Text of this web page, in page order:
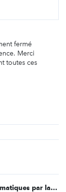
fermé
Merci
toutes ces
Le projet d'adaptation aux changements climatiques par la permaculture au Mali